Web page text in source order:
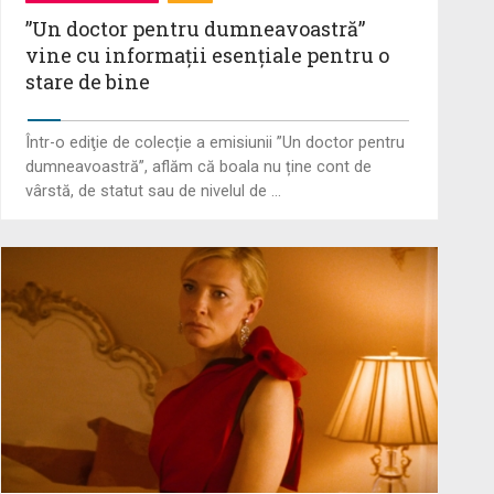
Angajările din sănătate vor fi
deblocate
David Gimenéz Carreras dirijează
nu doar muzicienii, ci și sufletul lor:
Proiectul legii salarizării unitare a
bugetarilor se amână
Decizie judecătorească: Procedura
Legii salarizării, suspendată în
instanță ...
”Un doctor pentru dumneavoastră”
vine cu informații esențiale pentru o
stare de bine
Într-o ediţie de colecție a emisiunii ”Un doctor pentru
dumneavoastră”, aflăm că boala nu ține cont de
vârstă, de statut sau de nivelul de ...